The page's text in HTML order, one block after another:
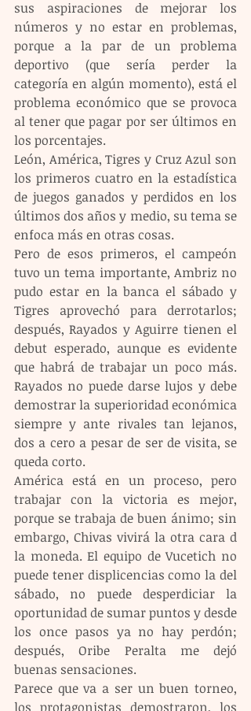
sus aspiraciones de mejorar los
números y no estar en problemas,
porque a la par de un problema
deportivo (que sería perder la
categoría en algún momento), está el
problema económico que se provoca
al tener que pagar por ser últimos en
los porcentajes.
León, América, Tigres y Cruz Azul son
los primeros cuatro en la estadística
de juegos ganados y perdidos en los
últimos dos años y medio, su tema se
enfoca más en otras cosas.
Pero de esos primeros, el campeón
tuvo un tema importante, Ambriz no
pudo estar en la banca el sábado y
Tigres aprovechó para derrotarlos;
después, Rayados y Aguirre tienen el
debut esperado, aunque es evidente
que habrá de trabajar un poco más.
Rayados no puede darse lujos y debe
demostrar la superioridad económica
siempre y ante rivales tan lejanos,
dos a cero a pesar de ser de visita, se
queda corto.
América está en un proceso, pero
trabajar con la victoria es mejor,
porque se trabaja de buen ánimo; sin
embargo, Chivas vivirá la otra cara d
la moneda. El equipo de Vucetich no
puede tener displicencias como la del
sábado, no puede desperdiciar la
oportunidad de sumar puntos y desde
los once pasos ya no hay perdón;
después, Oribe Peralta me dejó
buenas sensaciones.
Parece que va a ser un buen torneo,
los protagonistas demostraron, los